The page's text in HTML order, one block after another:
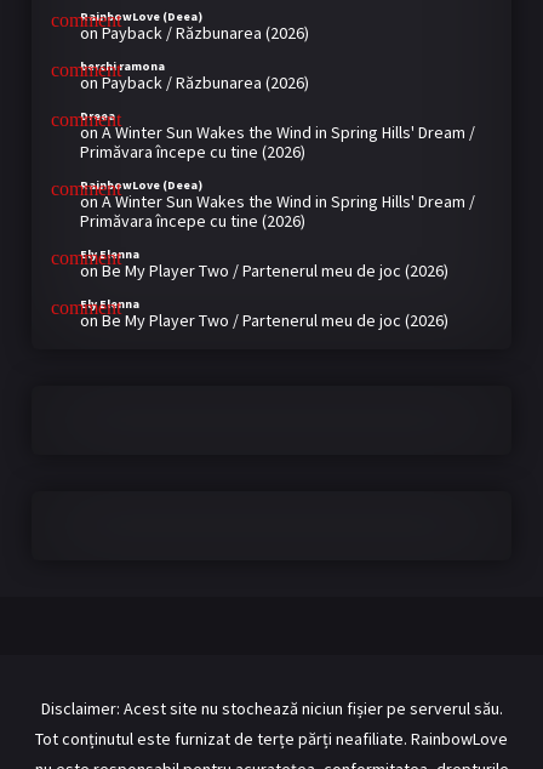
RainbowLove (Deea)
onPayback / Răzbunarea (2026)
berchi ramona
onPayback / Răzbunarea (2026)
Dreea
onA Winter Sun Wakes the Wind in Spring Hills' Dream /
Primăvara începe cu tine (2026)
RainbowLove (Deea)
onA Winter Sun Wakes the Wind in Spring Hills' Dream /
Primăvara începe cu tine (2026)
Ely Elenna
onBe My Player Two / Partenerul meu de joc (2026)
Ely Elenna
onBe My Player Two / Partenerul meu de joc (2026)
Disclaimer: Acest site nu stochează niciun fișier pe serverul său.
Tot conținutul este furnizat de terțe părți neafiliate. RainbowLove